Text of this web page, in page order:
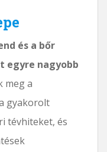
és a bőr
egyre nagyobb
meg a
gyakorolt
tévhiteket, és